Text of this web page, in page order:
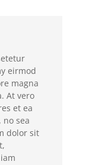
eirmod
magna
At vero
et ea
sea
dolor sit